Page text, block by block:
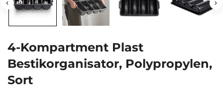
4-Kompartment Plast
Bestikorganisator, Polypropylen,
Sort